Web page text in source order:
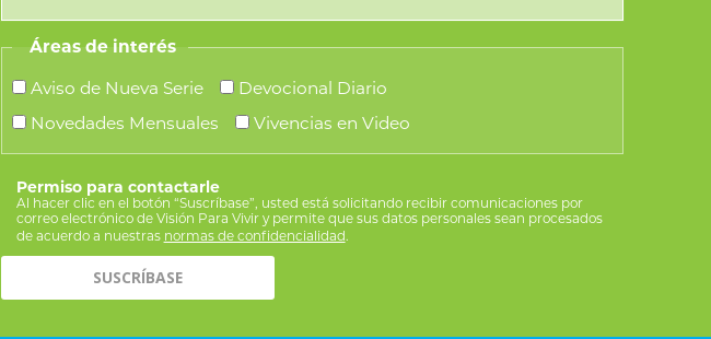
Áreas de interés
Aviso de Nueva Serie
Devocional Diario
Novedades Mensuales
Vivencias en Video
Permiso para contactarle
Al hacer clic en el botón “Suscríbase”, usted está solicitando recibir comunicaciones por
correo electrónico de Visión Para Vivir y permite que sus datos personales sean procesados
de acuerdo a nuestras normas de confidencialidad.